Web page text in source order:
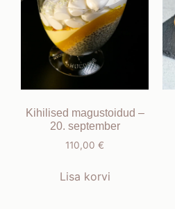
Kihilised magustoidud –
20. september
110,00 €
Lisa korvi